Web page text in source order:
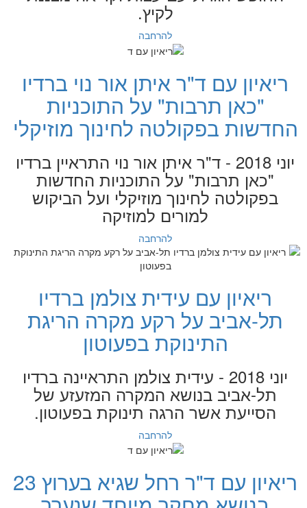
לקיץ.
להרחבה
ריאיון עם ד"ר איתן אור נוי ברדיו
"כאן תרבות" על התוכניות
החדשות בפקולטה לחינוך מוזיקלי
יוני 2018 - ד"ר איתן אור נוי התראיין ברדיו
"כאן תרבות" על התוכניות החדשות
בפקולטה לחינוך מוזיקלי ועל הביקוש
למורים למוזיקה
להרחבה
ריאיון עם עידית צולמן ברדיו
תל-אביב על רקע מקרה הריגת
התינוקת בפעוטון
יוני 2018 - עידית צולמן התראיינה ברדיו
תל-אביב בנושא המקרה המזעזע של
הסייעת אשר הרגה תינוקת בפעוטון.
להרחבה
ריאיון עם ד"ר רחל שגיא בערוץ 23